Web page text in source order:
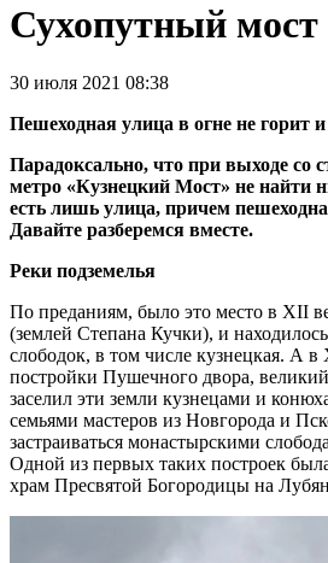
Сухопутный мост
30 июля 2021 08:38
Пешеходная улица в огне не горит и
Парадоксально, что при выходе со
метро «Кузнецкий Мост» не найти
есть лишь улица, причем
Давайте разберемся вместе.
Реки подземелья
По преданиям, было это место в XII
(землей Степана Кучки), и
слободок, в том числе кузнецкая. А в
постройки Пушечного двора,
заселил эти земли кузнецами и
семьями мастеров из Новгорода и
застраиваться монастырскими
Одной из первых таких построек
храм Пресвятой Богородицы на